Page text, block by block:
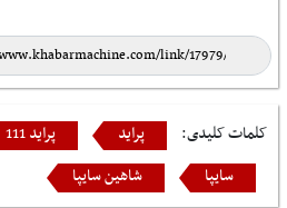
کلمات کلیدی: پراید پراید 111
سایپا
شاهین سایپا